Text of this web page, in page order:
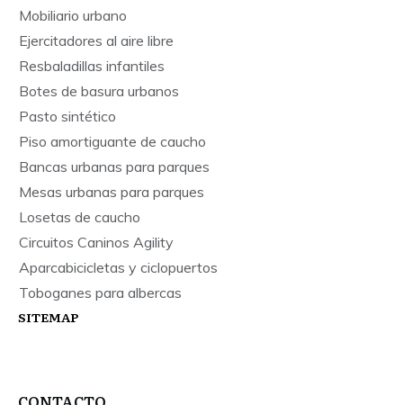
Mobiliario urbano
Ejercitadores al aire libre
Resbaladillas infantiles
Botes de basura urbanos
Pasto sintético
Piso amortiguante de caucho
Bancas urbanas para parques
Mesas urbanas para parques
Losetas de caucho
Circuitos Caninos Agility
Aparcabicicletas y ciclopuertos
Toboganes para albercas
SITEMAP